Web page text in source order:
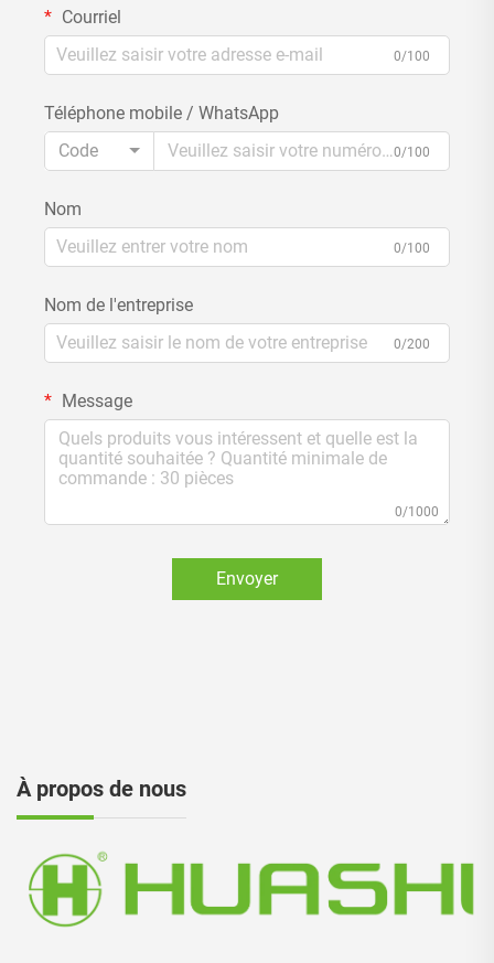
Courriel
0/100
Téléphone mobile / WhatsApp
Code
0/100
Nom
0/100
Nom de l'entreprise
0/200
Message
0/1000
Envoyer
À propos de nous